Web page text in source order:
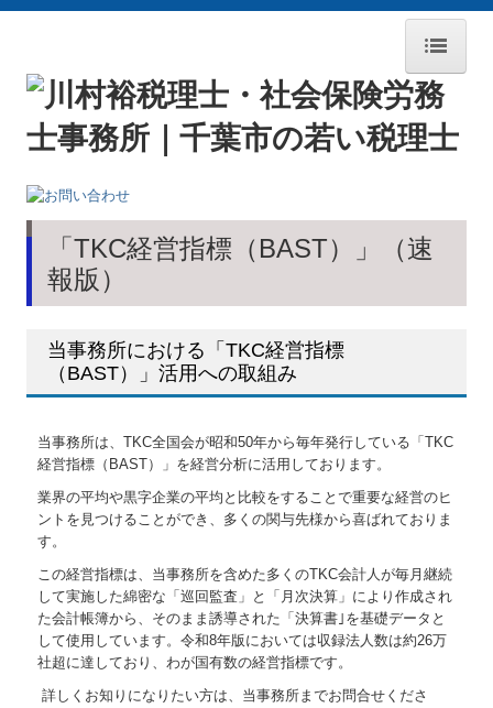
ホーム
新型コロナ経営支援情報
業務案内
病院・診療所の皆様へ
経営者お役立ち情報
経営アドバイス・コーナー
TKCシステムのご紹介
アクセス
お問い合わせ
個人情報保護方針
「TKC経営指標（BAST）」
（速
報版）
当事務所における「TKC経営指標
（BAST）」活用への取組み
当事務所は、TKC全国会が昭和50年から毎年発行している「TKC
経営指標（BAST）」を経営分析に活用しております。
業界の平均や黒字企業の平均と比較をすることで重要な経営のヒ
ントを見つけることができ、多くの関与先様から喜ばれておりま
す。
この経営指標は、当事務所を含めた多くのTKC会計人が毎月継続
して実施した綿密な「巡回監査」と「月次決算」により作成され
た会計帳簿から、そのまま誘導された「決算書｣を基礎データと
して使用しています。令和8年版においては収録法人数は約26万
社超に達しており、わが国有数の経営指標です。
詳しくお知りになりたい方は、当事務所までお問合せくださ